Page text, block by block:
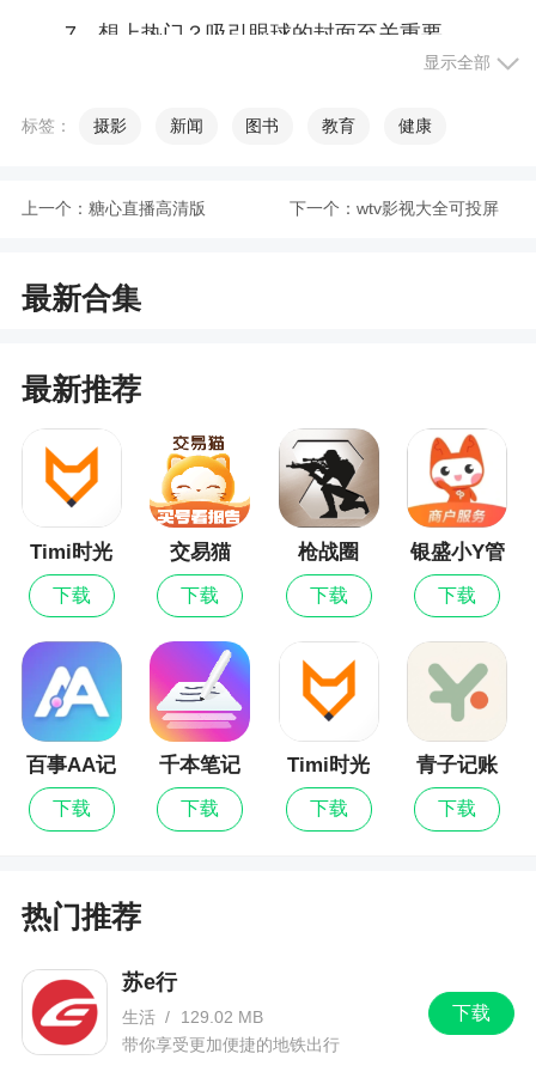
7、想上热门？吸引眼球的封面至关重要
机上轻松完成视频编辑和创意，制作吃令人惊艳的
2、能够让新手快速上手，制作过程也是比较简
单的，深受短视频用户的喜爱，让你轻松就能完成
烦恼，将你喜欢的视频来进行编辑，更加容易表达
呢
3、支持微视频添加语音字幕，可以添加自己喜
爱的背景音乐，还可以进行特效剪辑、倒放、变速
等操作，该版本破解处理，用户可永久免费使用，
并且支持去水印
更新日志
- 修复已知问题，优化产品使用体验。
- 如在使用中遇到问题，欢迎通过【我的】->右
上角【客服】随时联系我们～
日活200万，这对于一款视频剪辑App来说，绝
对算是一个亮眼的成绩，这还是在基本没有市场投
入的冷启动阶段。
显示全部
标签： 摄影 新闻 图书 教育 健康
上一个： 糖心直播高清版 下一个： wtv影视大全可投屏
最新合集
最新推荐
Timi时光
记账最新
版
下载
交易猫
下载
枪战圈
下载
银盛小Y管
家
下载
百事AA记
账
下载
千本笔记
下载
Timi时光
记账
下载
青子记账
下载
热门推荐
下载
苏e行
生活 /
129.02 MB
带你享受更加便捷的地铁出行